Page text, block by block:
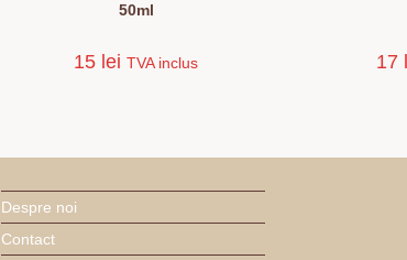
50ml
15 lei TVA inclus 17
Despre noi
Contact